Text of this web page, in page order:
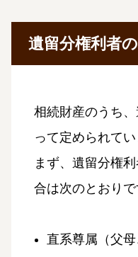
遺留分権利者
相続財産のうち
って定められてい
まず、遺留分権
合は次のとおりで
直系尊属（父